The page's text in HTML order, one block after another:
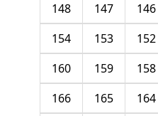
146
147
148
152
153
154
158
159
160
164
165
166